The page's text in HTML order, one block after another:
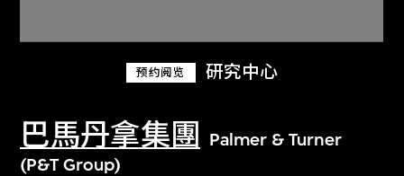
预约阅览 研究中心
巴馬丹拿集團
Palmer & Turner
(P&T Group)
关于M+藏品
探索世界顶级的二十及二十一世纪视觉
文化藏品。